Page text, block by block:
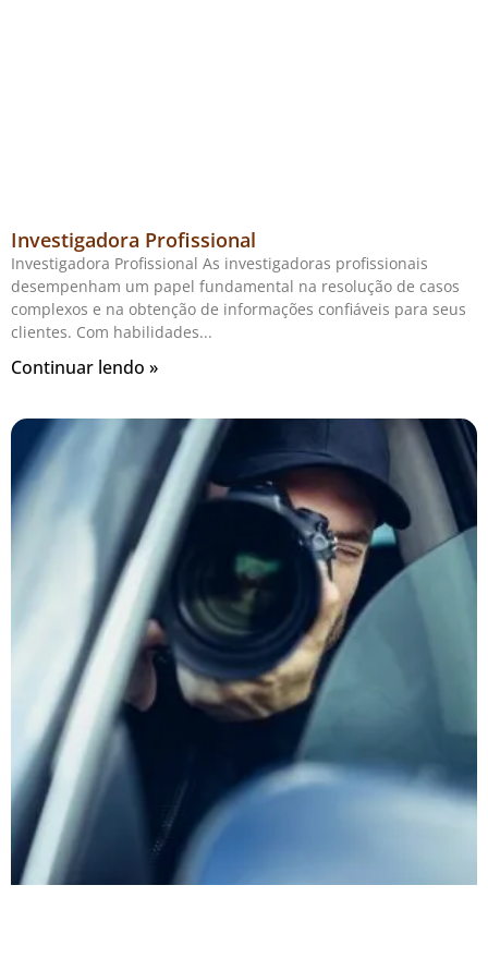
Investigadora Profissional
Investigadora Profissional As investigadoras profissionais
desempenham um papel fundamental na resolução de casos
complexos e na obtenção de informações confiáveis para seus
clientes. Com habilidades
Continuar lendo »